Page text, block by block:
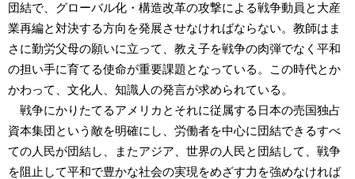
団結で、グローバル化・構造改革の攻撃による戦争動員と大産
業再編と対決する方向を発展させなければならない。教師はま
さに勤労父母の願いに立って、教え子を戦争の肉弾でなく平和
の担い手に育てる使命が重要課題となっている。この時代とか
かわって、文化人、知識人の発言が求められている。
戦争にかりたてるアメリカとそれに従属する日本の売国独占
資本集団という敵を明確にし、労働者を中心に団結できるすべ
ての人民が団結し、またアジア、世界の人民と団結して、戦争
を阻止して平和で豊かな社会の実現をめざす力を強めなければ